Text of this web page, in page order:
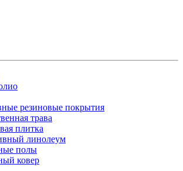
резиновые покрытия
трава
плитка
линолеум
полы
ковер